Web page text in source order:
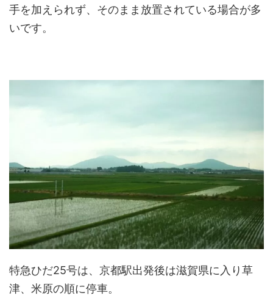
手を加えられず、そのまま放置されている場合が多
いです。
特急ひだ25号は、京都駅出発後は滋賀県に入り草
津、米原の順に停車。